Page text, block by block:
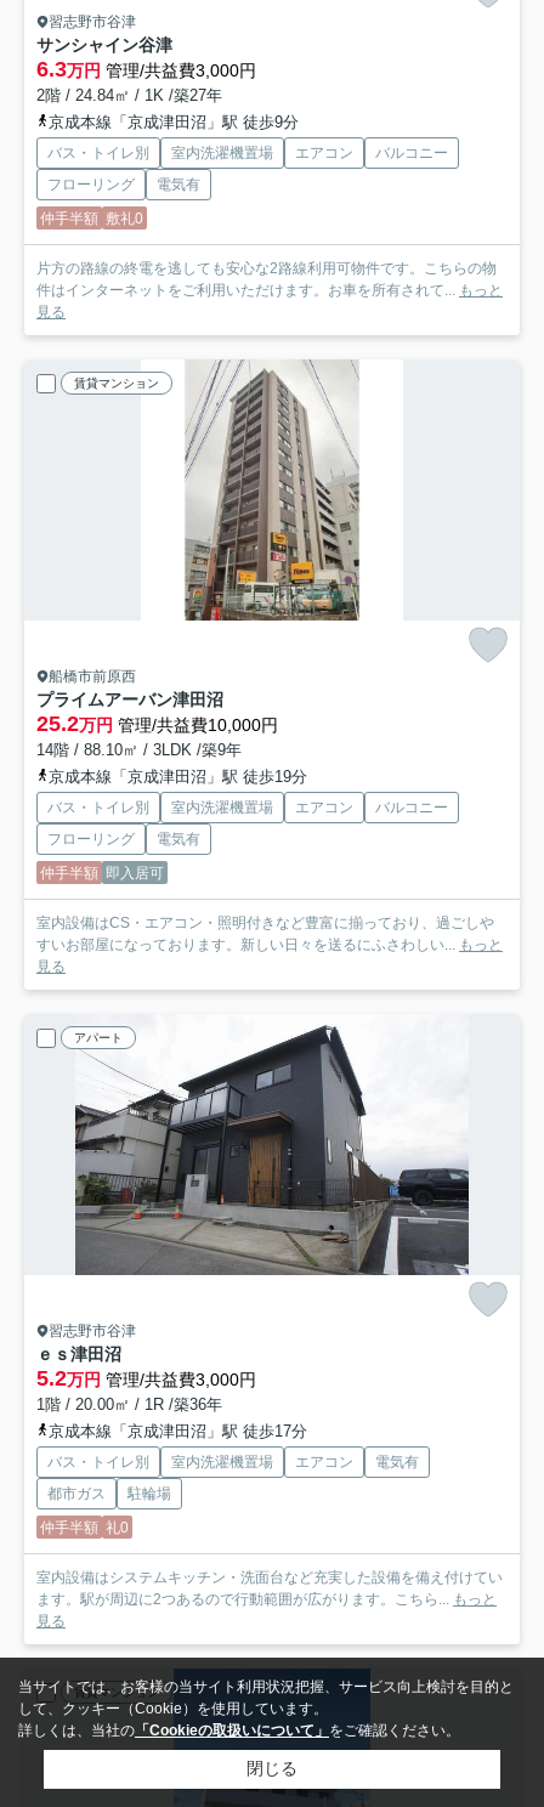
習志野市谷津
サンシャイン谷津
6.3万円 管理/共益費3,000円
2階 / 24.84㎡ / 1K /築27年
京成本線「京成津田沼」駅 徒歩9分
バス・トイレ別 室内洗濯機置場 エアコン
バルコニー
フローリング
電気有
仲手半額 敷礼0
片方の路線の終電を逃しても安心な2路線利用可物件です。こちらの物
件はインターネットをご利用いただけます。お車を所有されて...
もっと
見る
賃貸マンション
船橋市前原西
プライムアーバン津田沼
25.2万円 管理/共益費10,000円
14階 / 88.10㎡ / 3LDK /築9年
京成本線「京成津田沼」駅 徒歩19分
バス・トイレ別 室内洗濯機置場 エアコン
バルコニー
フローリング
電気有
仲手半額 即入居可
室内設備はCS・エアコン・照明付きなど豊富に揃っており、過ごしや
すいお部屋になっております。新しい日々を送るにふさわしい...
もっと
見る
アパート
習志野市谷津
ｅｓ津田沼
5.2万円 管理/共益費3,000円
1階 / 20.00㎡ / 1R /築36年
京成本線「京成津田沼」駅 徒歩17分
バス・トイレ別 室内洗濯機置場 エアコン
電気有
都市ガス
駐輪場
仲手半額 礼0
室内設備はシステムキッチン・洗面台など充実した設備を備え付けてい
ます。駅が周辺に2つあるので行動範囲が広がります。こちら... もっと
見る
賃貸マンション
当サイトでは、お客様の当サイト利用状況把握、サービス向上検討を目的と
して、クッキー（Cookie）を使用しています。
詳しくは、当社の 「Cookieの取扱いについて」 をご確認ください。
閉じる